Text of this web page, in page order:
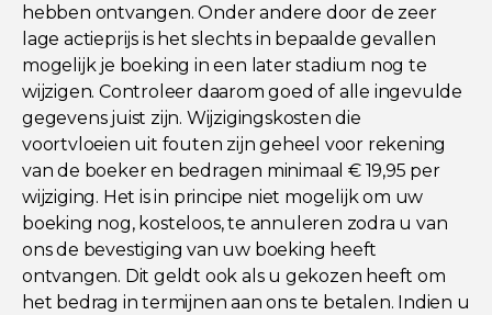
hebben ontvangen. Onder andere door de zeer
lage actieprijs is het slechts in bepaalde gevallen
mogelijk je boeking in een later stadium nog te
wijzigen. Controleer daarom goed of alle ingevulde
gegevens juist zijn. Wijzigingskosten die
voortvloeien uit fouten zijn geheel voor rekening
van de boeker en bedragen minimaal € 19,95 per
wijziging. Het is in principe niet mogelijk om uw
boeking nog, kosteloos, te annuleren zodra u van
ons de bevestiging van uw boeking heeft
ontvangen. Dit geldt ook als u gekozen heeft om
het bedrag in termijnen aan ons te betalen. Indien u